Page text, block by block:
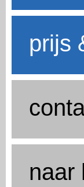
prijs
naar